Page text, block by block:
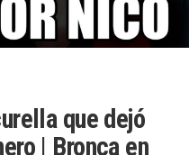
que dejó
| Bronca en